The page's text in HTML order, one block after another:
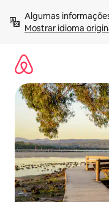
para
Mostrar idioma